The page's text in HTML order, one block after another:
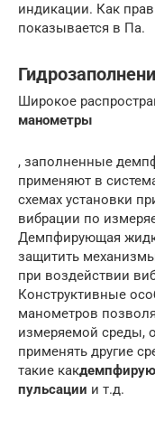
индикации. Как
показывается в Па.
Широкое
манометры
, заполненные
применяют в
схемах установки
вибрации по
Демпфирующая
защитить
при воздействии
Конструктивные
манометров
измеряемой среды,
применять другие
такие как
пульсации и т.д.